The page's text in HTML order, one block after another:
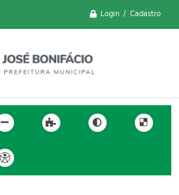
Login / Cadastro